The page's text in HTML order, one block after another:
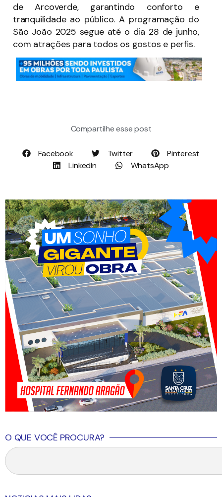
de Arcoverde, garantindo conforto e
tranquilidade ao público. A programação do
São João 2025 segue até o dia 28 de junho,
com atrações para todos os gostos e perfis.
Compartilhe esse post
Facebook Twitter
Pinterest
LinkedIn
WhatsApp
O QUE VOCÊ PROCURA?